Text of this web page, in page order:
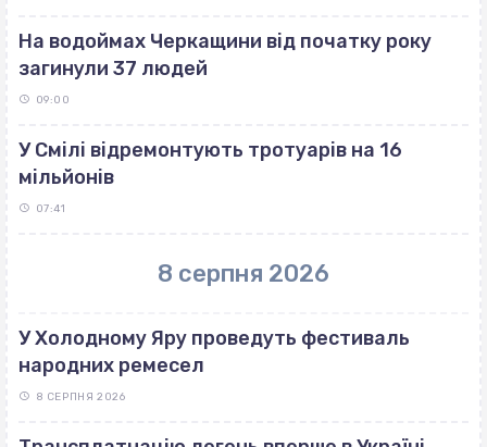
На водоймах Черкащини від початку року
загинули 37 людей
09:00
У Смілі відремонтують тротуарів на 16
мільйонів
07:41
8 серпня 2026
У Холодному Яру проведуть фестиваль
народних ремесел
8 СЕРПНЯ 2026